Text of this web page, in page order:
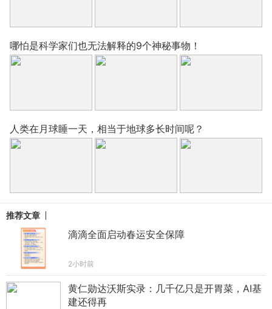
哪怕是科学家们也无法解释的9个神秘事物！
人类在月球睡一天，相当于地球多长时间呢？
推荐文章
滴滴全面启动春运安全保障
2小时前
黄仁勋达沃斯实录：几千亿只是开胃菜，AI基
建还得再